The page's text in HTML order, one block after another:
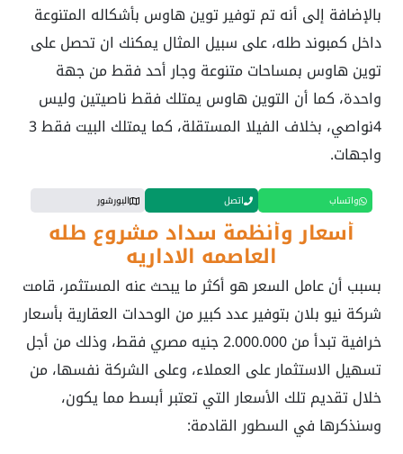
بالإضافة إلى أنه تم توفير توين هاوس بأشكاله المتنوعة
داخل كمبوند طله، على سبيل المثال يمكنك ان تحصل على
توين هاوس بمساحات متنوعة وجار أحد فقط من جهة
واحدة، كما أن التوين هاوس يمتلك فقط ناصيتين وليس
4نواصي، بخلاف الفيلا المستقلة، كما يمتلك البيت فقط 3
واجهات.
واتساب اتصل البورشور
أسعار وأنظمة سداد مشروع طله
العاصمه الاداريه
بسبب أن عامل السعر هو أكثر ما يبحث عنه المستثمر، قامت
شركة نيو بلان بتوفير عدد كبير من الوحدات العقارية بأسعار
خرافية تبدأ من 2.000.000 جنيه مصري فقط، وذلك من أجل
تسهيل الاستثمار على العملاء، وعلى الشركة نفسها، من
خلال تقديم تلك الأسعار التي تعتبر أبسط مما يكون،
وسنذكرها في السطور القادمة: